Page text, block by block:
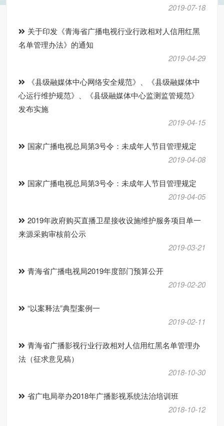
2019-07-18
关于印发《青海省广播电视行业行政相对人信用红黑
名单管理办法》的通知
2019-04-29
《县级融媒体中心网络安全规范》、《县级融媒体中
心运行维护规范》、《县级融媒体中心监测监管规范》
发布实施
2019-04-15
国家广播电视总局第3号令：未成年人节目管理规定
2019-04-08
国家广播电视总局第3号令：未成年人节目管理规定
2019-04-05
2019年政府购买直播卫星接收设施维护服务项目单一
来源采购审核前公示
2019-03-21
青海省广播电视局2019年度部门预算公开
2019-02-20
“以案释法”典型案例一
2019-02-11
青海省广播影视行业行政相对人信用红黑名单管理办
法（征求意见稿）
2018-10-30
省广电局举办2018年广播影视系统法治培训班
2018-10-12